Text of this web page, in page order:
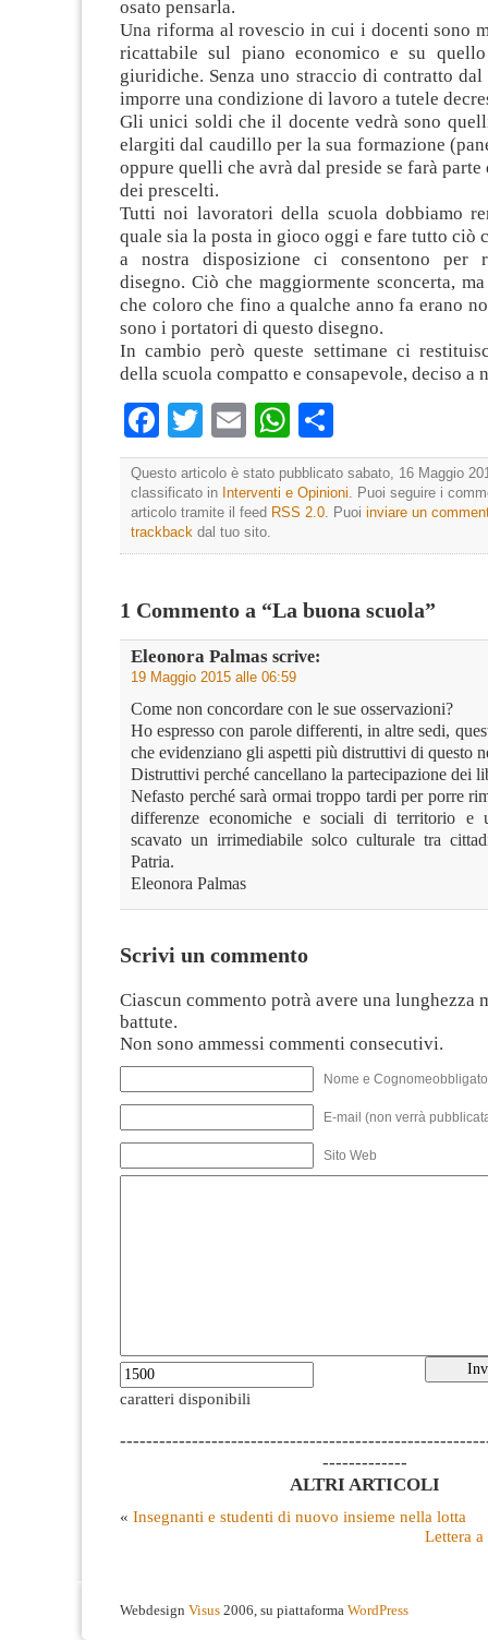
osato pensarla.
Una riforma al rovescio in cui i docenti sono
ricattabile sul piano economico e su
giuridiche. Senza uno straccio di contratto
imporre una condizione di lavoro a tutele
Gli unici soldi che il docente vedrà sono
elargiti dal caudillo per la sua formazione
oppure quelli che avrà dal preside se farà
dei prescelti.
Tutti noi lavoratori della scuola dobbiamo
quale sia la posta in gioco oggi e fare tutto ciò
a nostra disposizione ci consentono per
disegno. Ciò che maggiormente sconcerta,
che coloro che fino a qualche anno fa erano
sono i portatori di questo disegno.
In cambio però queste settimane ci
della scuola compatto e consapevole, deciso a
Facebook
TwitterEmailWhatsApp
Questo articolo è stato pubblicato sabato, 16 Maggio
classificato in Interventi e Opinioni. Puoi seguire i
articolo tramite il feed RSS 2.0. Puoi inviare un
trackback dal tuo sito.
1 Commento a “La buona scuola”
Eleonora Palmas scrive:
19 Maggio 2015 alle 06:59
Come non concordare con le sue osservazioni?
Ho espresso con parole differenti, in altre sedi,
che evidenziano gli aspetti più distruttivi di questo
Distruttivi perché cancellano la partecipazione dei
Nefasto perché sarà ormai troppo tardi per porre
differenze economiche e sociali di territorio e
scavato un irrimediabile solco culturale tra
Patria.
Eleonora Palmas
Scrivi un commento
Ciascun commento potrà avere una lunghezza
battute.
Non sono ammessi commenti consecutivi.
Nome e
E-mail (non verrà
Sito Web
caratteri disponibili
-------------
ALTRI ARTICOLI
« Insegnanti e studenti di nuovo insieme nella lotta
Lettera
Webdesign Visus 2006, su piattaforma WordPress